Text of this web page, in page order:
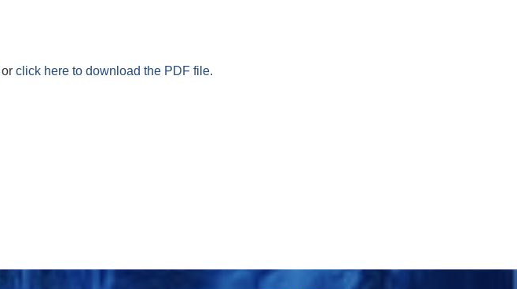
or click here to download the PDF file.